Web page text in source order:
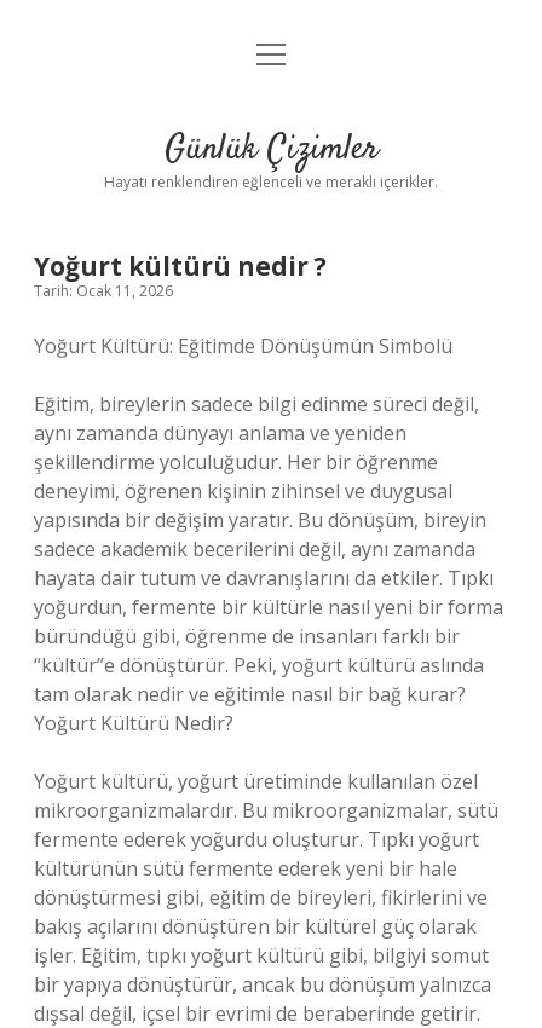
Anasayfa
Yasal Uyarı
menüyü
Günlük Çizimler
Hayatı renklendiren eğlenceli ve meraklı içerikler.
Yoğurt kültürü nedir ?
Tarih: Ocak 11, 2026
Yoğurt Kültürü: Eğitimde Dönüşümün Simbolü
Eğitim, bireylerin sadece bilgi edinme süreci değil,
aynı zamanda dünyayı anlama ve yeniden
şekillendirme yolculuğudur. Her bir öğrenme
deneyimi, öğrenen kişinin zihinsel ve duygusal
yapısında bir değişim yaratır. Bu dönüşüm, bireyin
sadece akademik becerilerini değil, aynı zamanda
hayata dair tutum ve davranışlarını da etkiler. Tıpkı
yoğurdun, fermente bir kültürle nasıl yeni bir forma
büründüğü gibi, öğrenme de insanları farklı bir
“kültür”e dönüştürür. Peki, yoğurt kültürü aslında
tam olarak nedir ve eğitimle nasıl bir bağ kurar?
Yoğurt Kültürü Nedir?
Yoğurt kültürü, yoğurt üretiminde kullanılan özel
mikroorganizmalardır. Bu mikroorganizmalar, sütü
fermente ederek yoğurdu oluşturur. Tıpkı yoğurt
kültürünün sütü fermente ederek yeni bir hale
dönüştürmesi gibi, eğitim de bireyleri, fikirlerini ve
bakış açılarını dönüştüren bir kültürel güç olarak
işler. Eğitim, tıpkı yoğurt kültürü gibi, bilgiyi somut
bir yapıya dönüştürür, ancak bu dönüşüm yalnızca
dışsal değil, içsel bir evrimi de beraberinde getirir.